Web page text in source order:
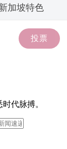
代脉搏。